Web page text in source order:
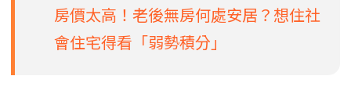
房價太高！老後無房何處安居？想住社
會住宅得看「弱勢積分」